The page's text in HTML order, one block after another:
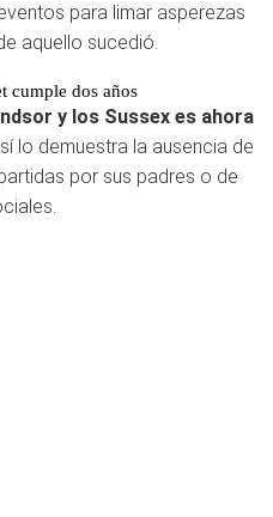
para limar asperezas
aquello sucedió.
cumple dos años
y los Sussex es ahora
lo demuestra la ausencia de
por sus padres o de